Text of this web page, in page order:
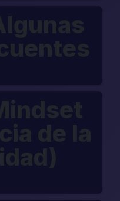
de la